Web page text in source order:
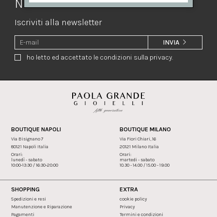
Newsletter
Iscriviti alla newsletter
ho letto ed accettato le condizioni sulla privacy.
INVIA
BOUTIQUE NAPOLI
Via Bisignano 7
80121 Napoli Italia
Orari:
lunedì - sabato
10:00-13:30 / 16:30-20:00
BOUTIQUE MILANO
Via Fiori Chiari, 16
20121 Milano Italia
Orari:
martedi - sabato
10.30 - 14.00 / 15.00 - 19.00
SHOPPING
Spedizioni e resi
Manutenzione e Riparazione
Pagamenti
EXTRA
cookie policy
Privacy
Termini e condizioni